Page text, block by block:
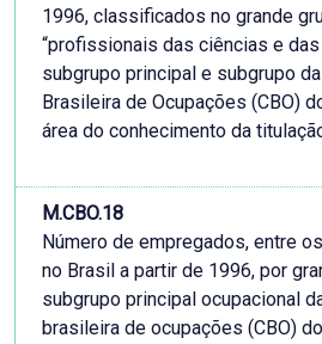
1996, classificados no grande
“profissionais das ciências e das
subgrupo principal e subgrupo
Brasileira de Ocupações (CBO)
área do conhecimento da
M.CBO.18
Número de empregados, entre
no Brasil a partir de 1996, por
subgrupo principal ocupacional
brasileira de ocupações (CBO)